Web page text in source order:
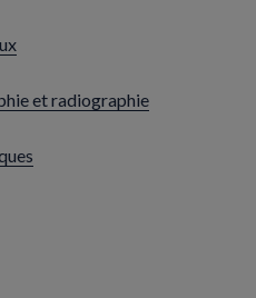
et radiographie